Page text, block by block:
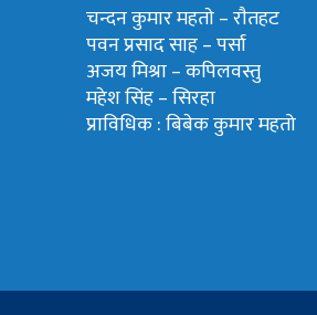
चन्दन कुमार महताे – राैतहट
पवन प्रसाद साह – पर्सा
अजय मिश्रा – कपिलवस्तु
महेश सिंह – सिरहा
प्राविधिक : बिबेक कुमार महतो